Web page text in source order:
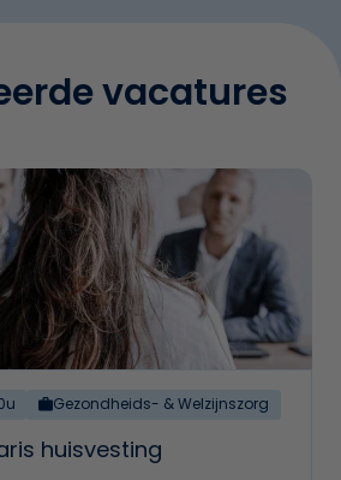
vacatures
Gezondheids- & Welzijnszorg
huisvesting